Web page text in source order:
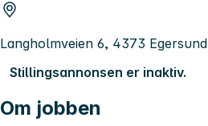
Langholmveien 6, 4373 Egersund
Stillingsannonsen er inaktiv.
Om jobben